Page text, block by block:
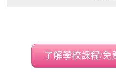
了解學校課程/免